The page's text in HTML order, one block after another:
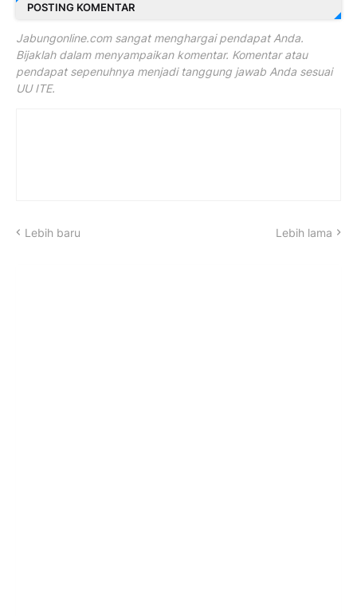
POSTING KOMENTAR
Jabungonline.com sangat menghargai pendapat Anda.
Bijaklah dalam menyampaikan komentar. Komentar atau
pendapat sepenuhnya menjadi tanggung jawab Anda sesuai
UU ITE.
Lebih baru Lebih lama